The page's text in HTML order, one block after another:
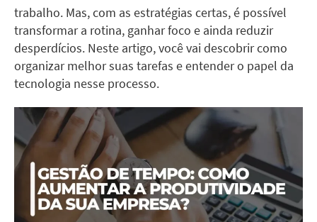
trabalho. Mas, com as estratégias certas, é possível
transformar a rotina, ganhar foco e ainda reduzir
desperdícios. Neste artigo, você vai descobrir como
organizar melhor suas tarefas e entender o papel da
tecnologia nesse processo.